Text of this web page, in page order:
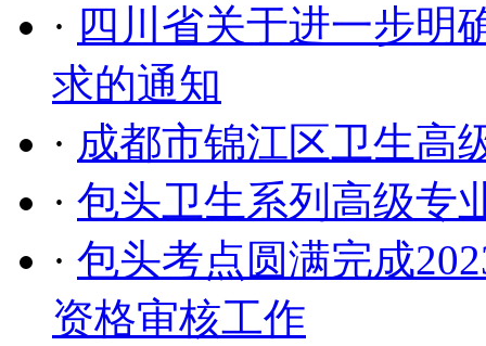
· 四川省关于进一步明
求的通知
· 成都市锦江区卫生高
· 包头卫生系列高级专
· 包头考点圆满完成
资格审核工作